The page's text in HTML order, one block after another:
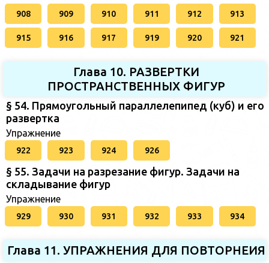
908 909 910 911 912 913
915 916 917 919 920 921
Глава 10. РАЗВЕРТКИ
ПРОСТРАНСТВЕННЫХ ФИГУР
§ 54. Прямоугольный параллелепипед (куб) и его
развертка
Упражнение
922 923 924 926
§ 55. Задачи на разрезание фигур. Задачи на
складывание фигур
Упражнение
929 930 931 932 933 934
Глава 11. УПРАЖНЕНИЯ ДЛЯ ПОВТОРНЕИЯ